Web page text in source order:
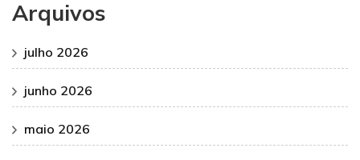
Arquivos
julho 2026
junho 2026
maio 2026